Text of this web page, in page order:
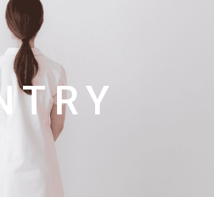
Me-Life クリニック 池袋